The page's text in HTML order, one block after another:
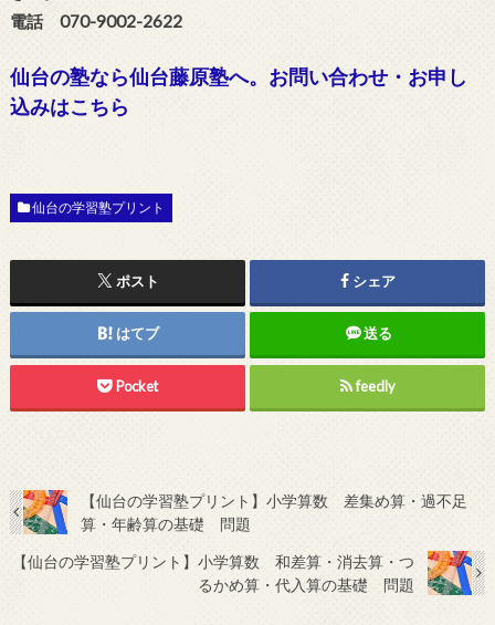
電話 070-9002-2622
仙台の塾なら仙台藤原塾へ。お問い合わせ・お申し
込みはこちら
仙台の学習塾プリント
ポスト シェア
はてブ 送る
Pocket feedly
【仙台の学習塾プリント】小学算数 差集め算・過不足
算・年齢算の基礎 問題
【仙台の学習塾プリント】小学算数 和差算・消去算・つ
るかめ算・代入算の基礎 問題